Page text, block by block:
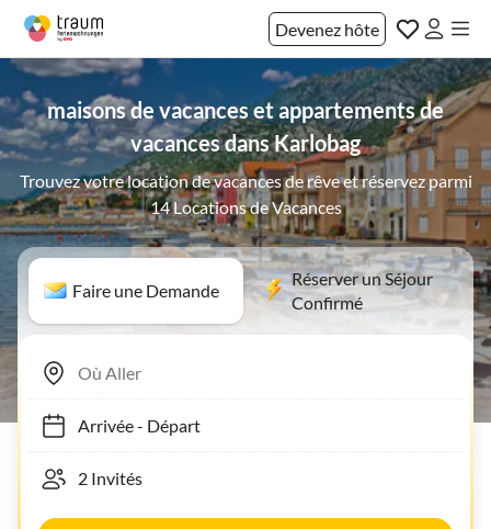
Devenez hôte
maisons de vacances et appartements de
vacances dans Karlobag
Trouvez votre location de vacances de rêve et réservez parmi
14 Locations de Vacances
Faire une Demande
Réserver un Séjour
Confirmé
Arrivée- Départ